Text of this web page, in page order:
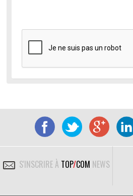
S'INSCRIRE À TOP/COM NEWS